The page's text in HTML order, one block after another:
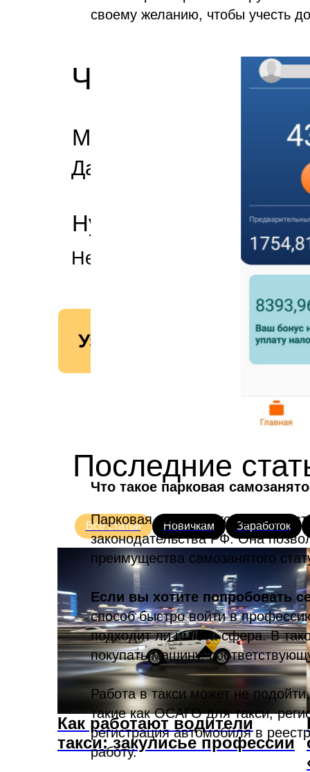
Частые вопросы
Последние
Нужен ли опыт
Нет, но важно сразу
Можно ли начать без
Да.
Узнать условия в моём
Все статьи Новичкам Заработок
Как работают водители
такси: закулисье профессии
своему желанию, чтобы учесть
Что такое парковая
Парковая самозанятость
законодательства РФ. Она
преимущества самозанятого
Если вы хотите попробовать
способ быстро войти в
подходит ли им эта сфера. В
покупать машину,
Работа в такси может не
такие как ОСАГО для такси,
регистрация автомобиля в
работу.